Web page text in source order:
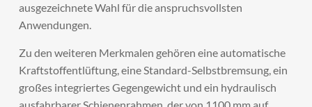
ausgezeichnete Wahl für die anspruchsvollsten
Anwendungen.
Zu den weiteren Merkmalen gehören eine automatische
Kraftstoffentlüftung, eine Standard-Selbstbremsung, ein
großes integriertes Gegengewicht und ein hydraulisch